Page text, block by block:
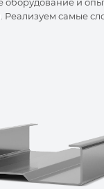
оборудование и
Реализуем самые